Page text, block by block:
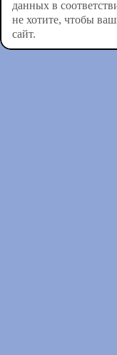
данных в
не хотите, чтобы
сайт.